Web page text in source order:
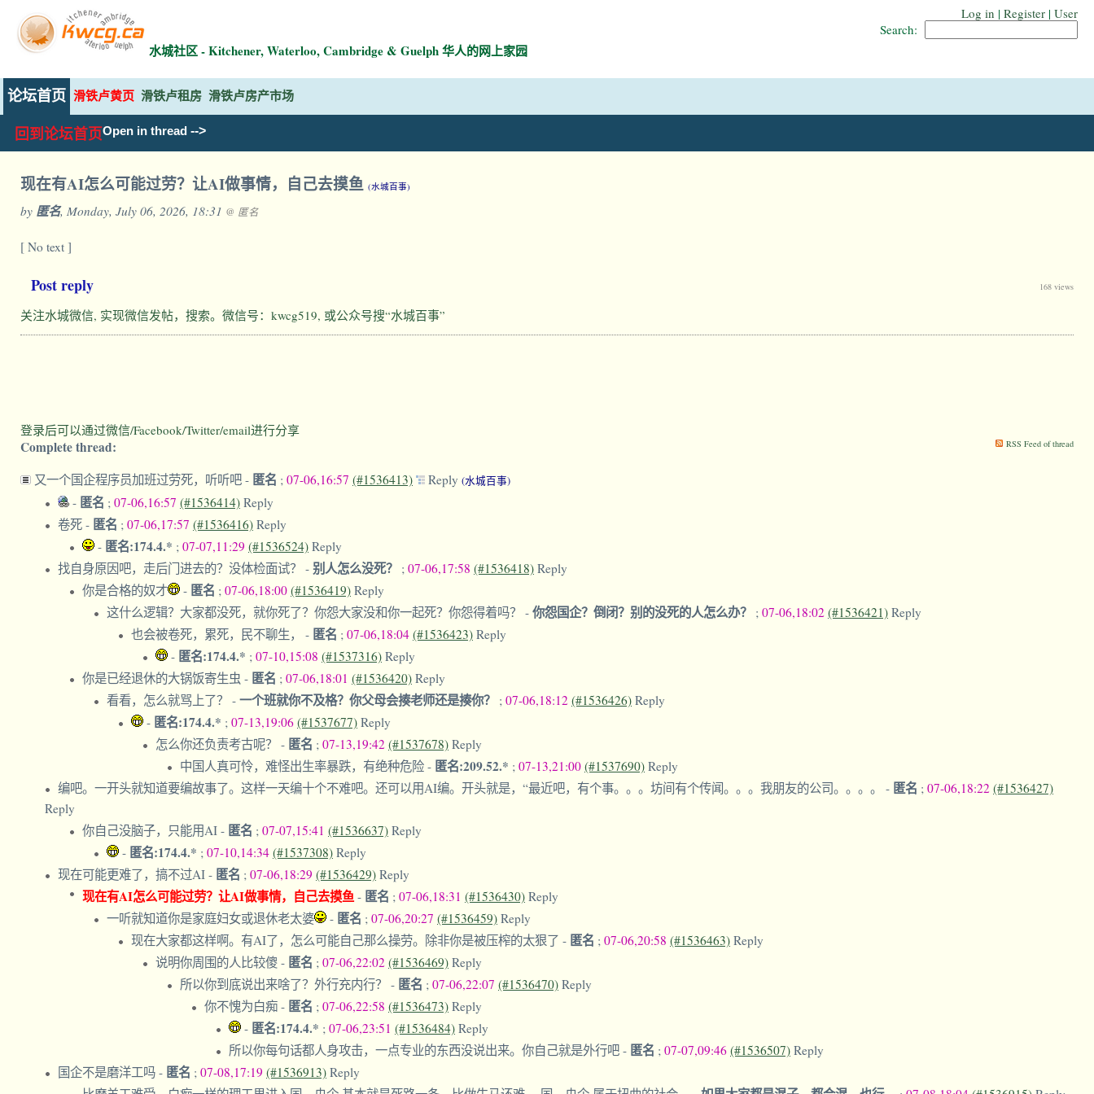
水城社区 - Kitchener, Waterloo, Cambridge & Guelph 华人的网上家园
Log in | Register | User
Search:
论坛首页 滑铁卢黄页 滑铁卢租房 滑铁卢房产市场
回到论坛首页Open in thread -->
现在有AI怎么可能过劳？让AI做事情，自己去摸鱼 (水城百事)
by 匿名, Monday, July 06, 2026, 18:31 @ 匿名
[ No text ]
Post reply 168 views
关注水城微信, 实现微信发帖，搜索。微信号：kwcg519, 或公众号搜“水城百事”
登录后可以通过微信/Facebook/Twitter/email进行分享
Complete thread: RSS Feed of thread
又一个国企程序员加班过劳死，听听吧 - 匿名 ; 07-06,16:57 (#1536413) Reply (水城百事)
- 匿名 ; 07-06,16:57 (#1536414) Reply
卷死 - 匿名 ; 07-06,17:57 (#1536416) Reply
- 匿名:174.4.* ; 07-07,11:29 (#1536524) Reply
找自身原因吧，走后门进去的？没体检面试？ - 别人怎么没死？ ; 07-06,17:58 (#1536418) Reply
你是合格的奴才
- 匿名 ; 07-06,18:00 (#1536419) Reply
这什么逻辑？大家都没死，就你死了？你怨大家没和你一起死？你怨得着吗？ - 你怨国企？倒闭？别的没死的人怎么办？ ; 07-06,18:02 (#1536421) Reply
也会被卷死，累死，民不聊生， - 匿名 ; 07-06,18:04 (#1536423) Reply
- 匿名:174.4.* ; 07-10,15:08 (#1537316) Reply
你是已经退休的大锅饭寄生虫 - 匿名 ; 07-06,18:01 (#1536420) Reply
看看，怎么就骂上了？ - 一个班就你不及格？你父母会揍老师还是揍你？ ; 07-06,18:12 (#1536426) Reply
- 匿名:174.4.* ; 07-13,19:06 (#1537677) Reply
怎么你还负责考古呢？ - 匿名 ; 07-13,19:42 (#1537678) Reply
中国人真可怜，难怪出生率暴跌，有绝种危险 - 匿名:209.52.* ; 07-13,21:00 (#1537690) Reply
编吧。一开头就知道要编故事了。这样一天编十个不难吧。还可以用AI编。开头就是，“最近吧，有个事。。。坊间有个传闻。。。我朋友的公司。。。。 - 匿名 ; 07-06,18:22 (#1536427)
Reply
你自己没脑子，只能用AI - 匿名 ; 07-07,15:41 (#1536637) Reply
- 匿名:174.4.* ; 07-10,14:34 (#1537308) Reply
现在可能更难了，搞不过AI - 匿名 ; 07-06,18:29 (#1536429) Reply
现在有AI怎么可能过劳？让AI做事情，自己去摸鱼 - 匿名 ; 07-06,18:31 (#1536430) Reply
一听就知道你是家庭妇女或退休老太婆
- 匿名 ; 07-06,20:27 (#1536459) Reply
现在大家都这样啊。有AI了，怎么可能自己那么操劳。除非你是被压榨的太狠了 - 匿名 ; 07-06,20:58 (#1536463) Reply
说明你周围的人比较傻 - 匿名 ; 07-06,22:02 (#1536469) Reply
所以你到底说出来啥了？外行充内行？ - 匿名 ; 07-06,22:07 (#1536470) Reply
你不愧为白痴 - 匿名 ; 07-06,22:58 (#1536473) Reply
- 匿名:174.4.* ; 07-06,23:51 (#1536484) Reply
所以你每句话都人身攻击，一点专业的东西没说出来。你自己就是外行吧 - 匿名 ; 07-07,09:46 (#1536507) Reply
国企不是磨洋工吗 - 匿名 ; 07-08,17:19 (#1536913) Reply